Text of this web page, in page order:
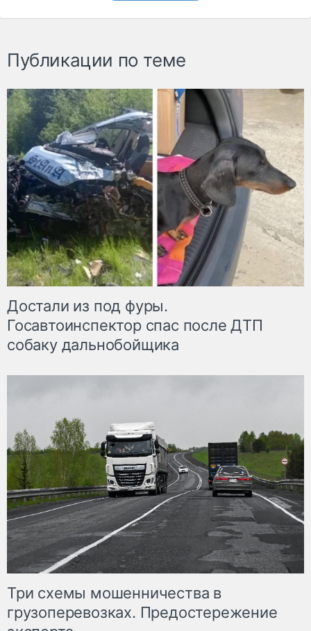
Публикации по теме
Достали из под фуры.
Госавтоинспектор спас после ДТП
собаку дальнобойщика
Три схемы мошенничества в
грузоперевозках. Предостережение